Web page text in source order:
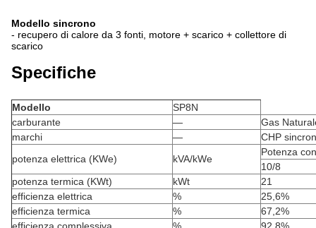
Modello sincrono
- recupero di calore da 3 fonti, motore + scarico + collettore di
scarico
Specifiche
Modello
SP8N
carburante
—
Gas
marchi
—
CHP
potenza elettrica (KWe)
kVA/kWe
Potenza
10/8
potenza termica (KWt)
kWt
21
efficienza elettrica
%
25,6%
efficienza termica
%
67,2%